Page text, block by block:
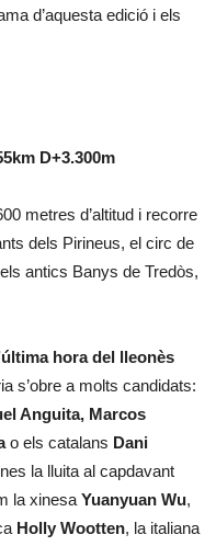
d’aquesta edició i els
D+3.300m
metres d’altitud i recorre
dels Pirineus, el circ de
antics Banys de Tredòs,
hora del lleonès
s’obre a molts candidats:
Anguita, Marcos
o els catalans Dani
la lluita al capdavant
la xinesa Yuanyuan Wu,
Holly Wootten, la italiana